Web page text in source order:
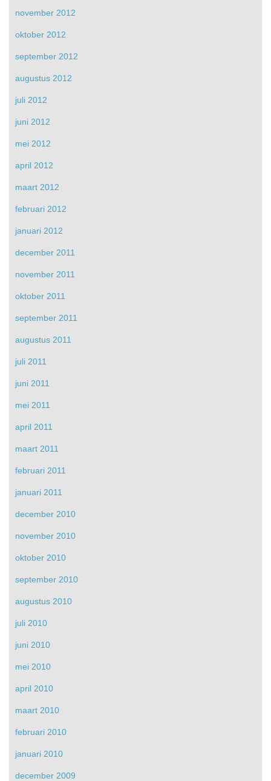
november 2012
oktober 2012
september 2012
augustus 2012
juli 2012
juni 2012
mei 2012
april 2012
maart 2012
februari 2012
januari 2012
december 2011
november 2011
oktober 2011
september 2011
augustus 2011
juli 2011
juni 2011
mei 2011
april 2011
maart 2011
februari 2011
januari 2011
december 2010
november 2010
oktober 2010
september 2010
augustus 2010
juli 2010
juni 2010
mei 2010
april 2010
maart 2010
februari 2010
januari 2010
december 2009